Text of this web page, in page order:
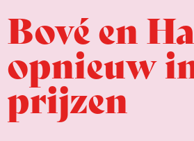
Bové en
opnieuw
prijzen